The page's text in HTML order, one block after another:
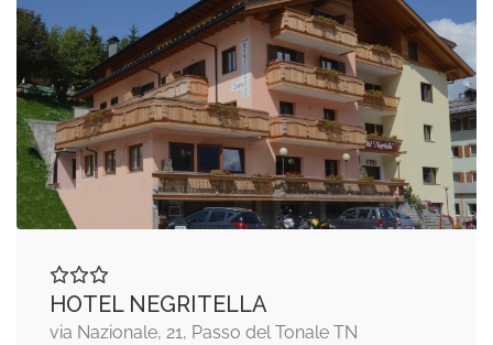
HOTEL NEGRITELLA
via Nazionale, 21, Passo del Tonale TN